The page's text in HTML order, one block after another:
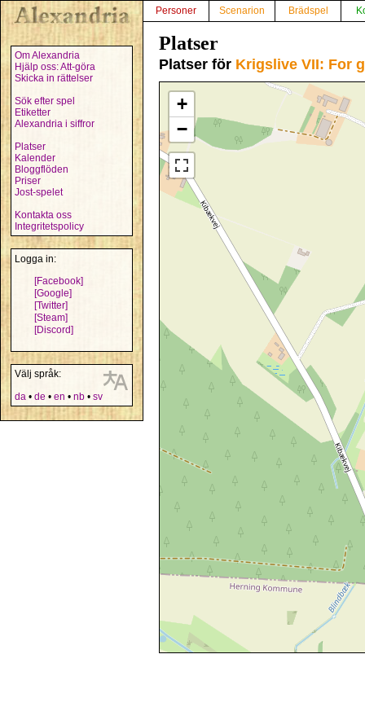
Om Alexandria
Hjälp oss: Att-göra
Skicka in rättelser
Sök efter spel
Etiketter
Alexandria i siffror
Platser
Kalender
Bloggflöden
Priser
Jost-spelet
Kontakta oss
Integritetspolicy
Logga in:
[Facebook]
[Google]
[Twitter]
[Steam]
[Discord]
Välj språk:
da • de • en • nb • sv
Personer Scenarion Brädspel
Platser
Platser för Krigslive VII: For
+
−